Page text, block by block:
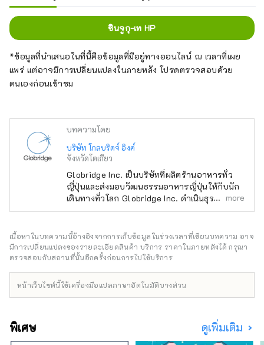
ชินจูกุ-เท HP
*ข้อมูลที่นำเสนอในที่นี้คือข้อมูลที่มีอยู่ทางออนไลน์ ณ เวลาที่เผย
แพร่ แต่อาจมีการเปลี่ยนแปลงในภายหลัง โปรดตรวจสอบด้วย
ตนเองก่อนเข้าชม
บทความโดย
บริษัท โกลบริดจ์ อิงค์
จังหวัดโตเกียว
Globridge Inc. เป็นบริษัทที่ผลิตร้านอาหารทั่ว
ญี่ปุ่นและส่งมอบวัฒนธรรมอาหารญี่ปุ่นให้กับนัก
เดินทางทั่วโลก Globridge Inc. ดำเนินธุรกิจร้าน
อาหารฮาลาลและรองรับหลายภาษา เพื่อให้ผู้คน
รับประทานอาหารรสเลิศและหรูหราที่เป็น
เอกลักษณ์เฉพาะของญี่ปุ่น เช่น ซูชิ ปู และเนื้อวากิ
ว ได้อย่างสบายใจ บัญชีนี้ให้ข้อมูลเกี่ยวกับร้าน
ประสบการณ์การรับประทานอาหารที่แนะนำ
more
เนื้อหาในบทความนี้อ้างอิงจากการเก็บข้อมูลในช่วงเวลาที่เขียนบทความ อาจ
มีการเปลี่ยนแปลงของรายละเอียดสินค้า บริการ ราคาในภายหลังได้ กรุณา
ตรวจสอบกับสถานที่นั้นอีกครั้งก่อนการไปใช้บริการ
หน้าเว็บไซต์นี้ใช้เครื่องมือแปลภาษาอัตโนมัติบางส่วน
พิเศษ ดูเพิ่มเติม